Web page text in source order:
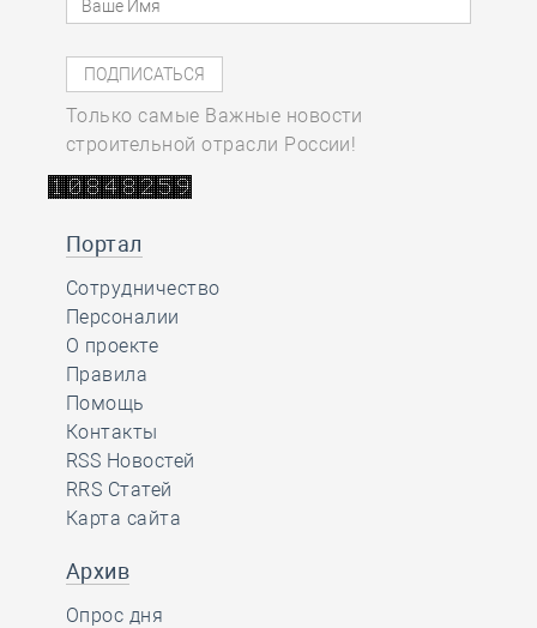
Только самые Важные новости
строительной отрасли России!
Портал
Сотрудничество
Персоналии
О проекте
Правила
Помощь
Контакты
RSS Новостей
RRS Статей
Карта сайта
Архив
Опрос дня